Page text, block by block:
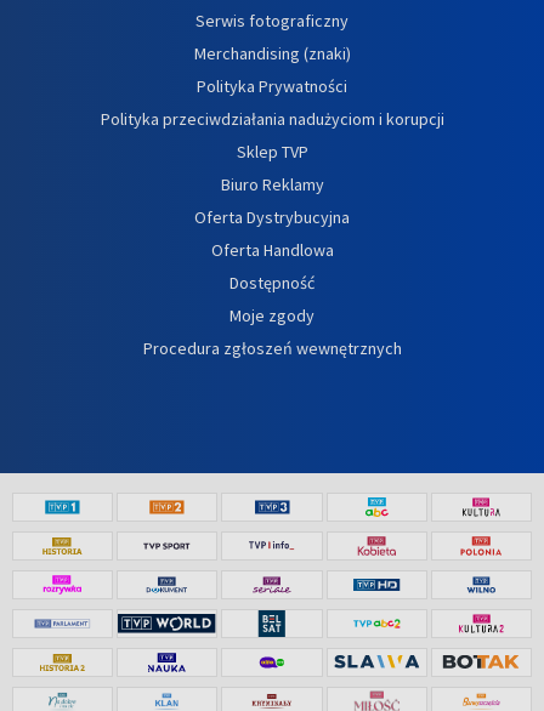
Serwis fotograficzny
Merchandising (znaki)
Polityka Prywatności
Polityka przeciwdziałania nadużyciom i korupcji
Sklep TVP
Biuro Reklamy
Oferta Dystrybucyjna
Oferta Handlowa
Dostępność
Moje zgody
Procedura zgłoszeń wewnętrznych